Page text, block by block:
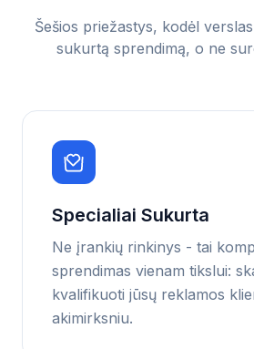
Šešios priežastys, kodėl
sukurtą sprendimą, o ne
Specialiai Sukurta
Ne įrankių rinkinys - tai
sprendimas vienam tikslui:
kvalifikuoti jūsų reklamos
akimirksniu.